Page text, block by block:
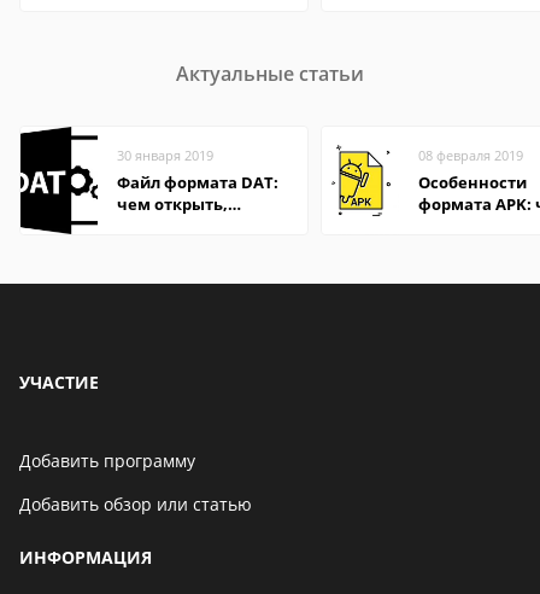
Актуальные статьи
30 января 2019
Файл формата DAT:
чем открыть,
08 февраля 2019
Особенности
формата APK:
УЧАСТИЕ
Добавить программу
Добавить обзор или статью
ИНФОРМАЦИЯ